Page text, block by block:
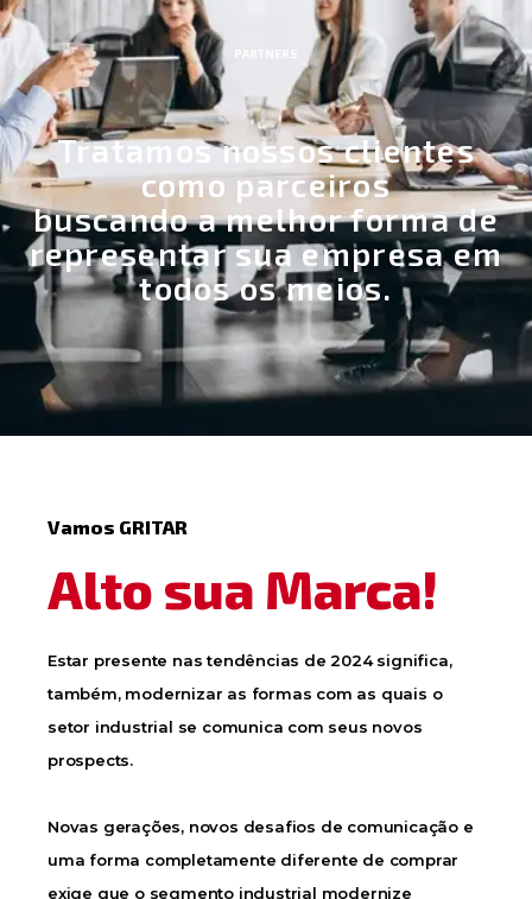
PARTNERS
Tratamos nossos clientes
como parceiros
buscando a melhor forma de
representar sua empresa em
todos os meios.
Vamos GRITAR
Alto sua Marca!
Estar presente nas tendências de 2024 significa,
também, modernizar as formas com as quais o
setor industrial se comunica com seus novos
prospects.
Novas gerações, novos desafios de comunicação e
uma forma completamente diferente de comprar
exige que o segmento industrial modernize